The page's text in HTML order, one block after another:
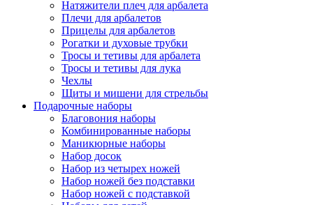
Натяжители плеч для арбалета
Плечи для арбалетов
Прицелы для арбалетов
Рогатки и духовые трубки
Тросы и тетивы для арбалета
Тросы и тетивы для лука
Чехлы
Щиты и мишени для стрельбы
Подарочные наборы
Благовония наборы
Комбинированные наборы
Маникюрные наборы
Набор досок
Набор из четырех ножей
Набор ножей без подставки
Набор ножей с подставкой